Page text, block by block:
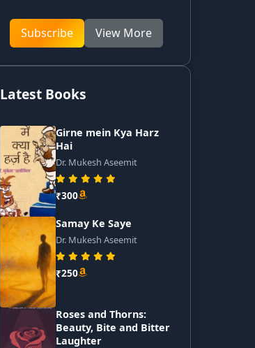
Subscribe View More
Latest Books
Girne mein Kya Harz
Hai
Dr. Mukesh Aseemit
₹300
Samay Ke Saye
Dr. Mukesh Aseemit
₹250
Roses and Thorns:
Beauty, Bite and Bitter
Laughter